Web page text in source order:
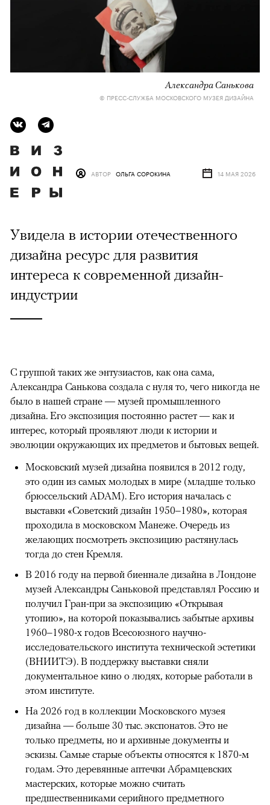
Александра Санькова
© ПРЕСС-СЛУЖБА МОСКОВСКОГО МУЗЕЯ ДИЗАЙНА
АВТОР ОЛЬГА СОРОКИНА 14 МАЯ 2026
Увидела в истории отечественного
дизайна ресурс для развития
интереса к современной дизайн-
индустрии
С группой таких же энтузиастов, как она сама,
Александра Санькова создала с нуля то, чего никогда не
было в нашей стране — музей промышленного
дизайна. Его экспозиция постоянно растет — как и
интерес, который проявляют люди к истории и
эволюции окружающих их предметов и бытовых вещей.
Московский музей дизайна появился в 2012 году,
это один из самых молодых в мире (младше только
брюссельский ADAM). Его история началась с
выставки «Советский дизайн 1950–1980», которая
проходила в московском Манеже. Очередь из
желающих посмотреть экспозицию растянулась
тогда до стен Кремля.
В 2016 году на первой биеннале дизайна в Лондоне
музей Александры Саньковой представлял Россию и
получил Гран-при за экспозицию «Открывая
утопию», на которой показывались забытые архивы
1960–1980-х годов Всесоюзного научно-
исследовательского института технической эстетики
(ВНИИТЭ). В поддержку выставки сняли
документальное кино о людях, которые работали в
этом институте.
На 2026 год в коллекции Московского музея
дизайна — больше 30 тыс. экспонатов. Это не
только предметы, но и архивные документы и
эскизы. Самые старые объекты относятся к 1870-м
годам. Это деревянные аптечки Абрамцевских
мастерских, которые можно считать
предшественниками серийного предметного